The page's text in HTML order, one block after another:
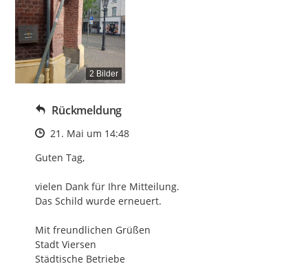
2 Bilder
Rückmeldung
Zeitpunkt des Erstellens
21. Mai um 14:48
Guten Tag,
vielen Dank für Ihre Mitteilung.
Das Schild wurde erneuert.
Mit freundlichen Grüßen
Stadt Viersen
Städtische Betriebe